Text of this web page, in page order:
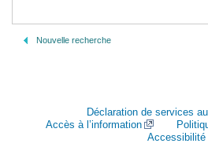
Nouvelle recherche
Déclaration de services
Accès à l’information
Accessibilité